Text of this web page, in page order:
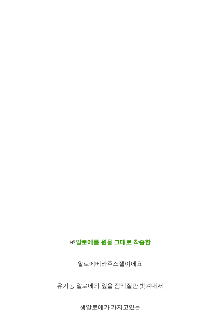
🌱알로에를 원물 그대로 착즙한
알로에베라주스젤이에요
유기농 알로에의 잎을 점액질만 벗겨내서
생알로에가 가지고있는